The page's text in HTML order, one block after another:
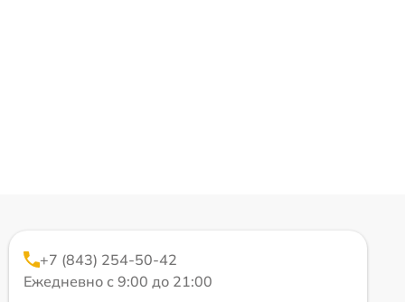
+7 (843) 254-50-42
Ежедневно с 9:00 до 21:00